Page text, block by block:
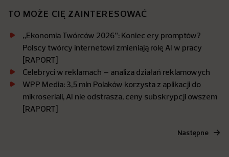
TO MOŻE CIĘ ZAINTERESOWAĆ
„Ekonomia Twórców 2026”: Koniec ery promptów?
Polscy twórcy internetowi zmieniają rolę AI w pracy
[RAPORT]
Celebryci w reklamach – analiza działań reklamowych
WPP Media: 3,5 mln Polaków korzysta z aplikacji do
mikroseriali, AI nie odstrasza, ceny subskrypcji owszem
[RAPORT]
Następne